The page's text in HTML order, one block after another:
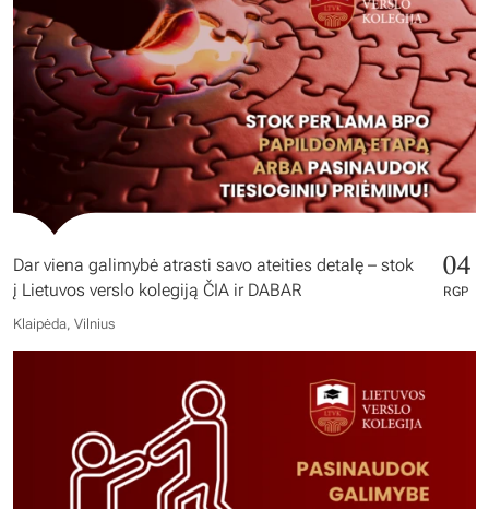
Dar viena galimybė atrasti savo ateities detalę – stok
į Lietuvos verslo kolegiją ČIA ir DABAR
04
RGP
Klaipėda, Vilnius